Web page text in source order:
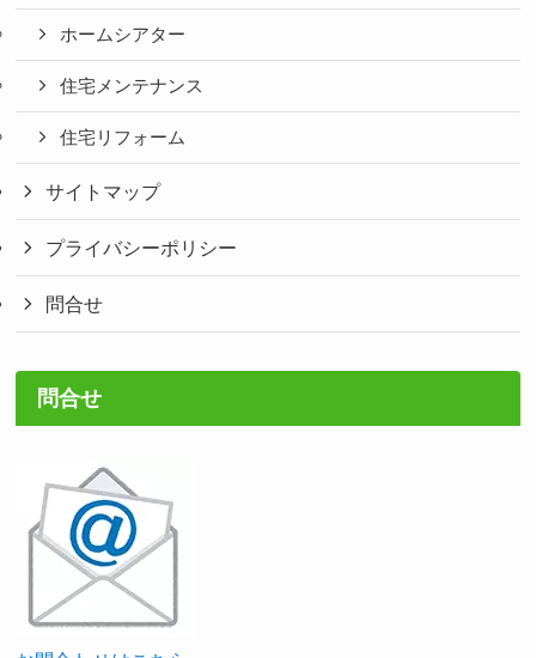
ホームシアター
住宅メンテナンス
住宅リフォーム
サイトマップ
プライバシーポリシー
問合せ
問合せ